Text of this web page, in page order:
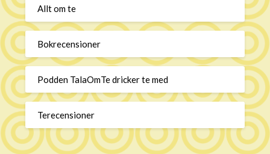
Allt om te
Bokrecensioner
Podden TalaOmTe dricker te med
Terecensioner